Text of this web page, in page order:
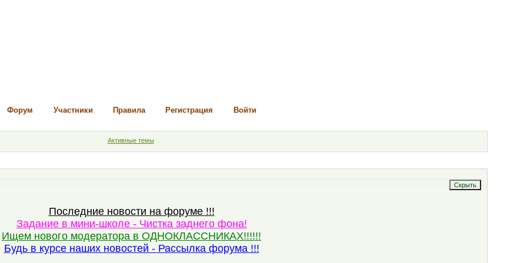
Форум Участники Правила Регистрация Войти
Активные темы
Последние новости на форуме !!!
Задание в мини-школе - Чистка заднего фона!
Ищем нового модератора в ОДНОКЛАССНИКАХ!!!!!!
Будь в курсе наших новостей - Рассылка форума !!!